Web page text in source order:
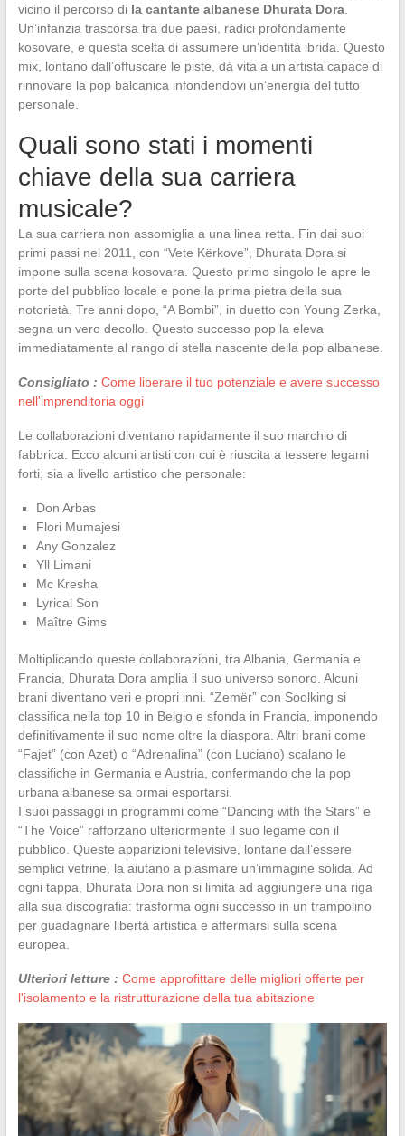
vicino il percorso di la cantante albanese Dhurata Dora.
Un’infanzia trascorsa tra due paesi, radici profondamente
kosovare, e questa scelta di assumere un’identità ibrida. Questo
mix, lontano dall’offuscare le piste, dà vita a un’artista capace di
rinnovare la pop balcanica infondendovi un’energia del tutto
personale.
Quali sono stati i momenti
chiave della sua carriera
musicale?
La sua carriera non assomiglia a una linea retta. Fin dai suoi
primi passi nel 2011, con “Vete Kërkove”, Dhurata Dora si
impone sulla scena kosovara. Questo primo singolo le apre le
porte del pubblico locale e pone la prima pietra della sua
notorietà. Tre anni dopo, “A Bombi”, in duetto con Young Zerka,
segna un vero decollo. Questo successo pop la eleva
immediatamente al rango di stella nascente della pop albanese.
Consigliato : Come liberare il tuo potenziale e avere successo
nell'imprenditoria oggi
Le collaborazioni diventano rapidamente il suo marchio di
fabbrica. Ecco alcuni artisti con cui è riuscita a tessere legami
forti, sia a livello artistico che personale:
Don Arbas
Flori Mumajesi
Any Gonzalez
Yll Limani
Mc Kresha
Lyrical Son
Maître Gims
Moltiplicando queste collaborazioni, tra Albania, Germania e
Francia, Dhurata Dora amplia il suo universo sonoro. Alcuni
brani diventano veri e propri inni. “Zemër” con Soolking si
classifica nella top 10 in Belgio e sfonda in Francia, imponendo
definitivamente il suo nome oltre la diaspora. Altri brani come
“Fajet” (con Azet) o “Adrenalina” (con Luciano) scalano le
classifiche in Germania e Austria, confermando che la pop
urbana albanese sa ormai esportarsi.
I suoi passaggi in programmi come “Dancing with the Stars” e
“The Voice” rafforzano ulteriormente il suo legame con il
pubblico. Queste apparizioni televisive, lontane dall’essere
semplici vetrine, la aiutano a plasmare un’immagine solida. Ad
ogni tappa, Dhurata Dora non si limita ad aggiungere una riga
alla sua discografia: trasforma ogni successo in un trampolino
per guadagnare libertà artistica e affermarsi sulla scena
europea.
Ulteriori letture : Come approfittare delle migliori offerte per
l'isolamento e la ristrutturazione della tua abitazione